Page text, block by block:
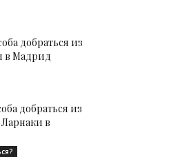
добраться из
в Мадрид
добраться из
в